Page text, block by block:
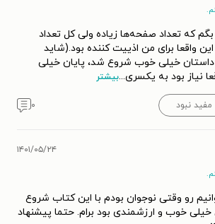
۱۴۰۱/۶/۳۱ اول بگم که تعداد صفحه‌ها زیاده ولی کل تعداد
واقعا برای من اذییت کننده بود.(شاید
خیلی خوب شروع شد، پایان خیلی
نیاز بود به یکسری...بیشتر
مفید نبود ۰
۱۴۰۱/۰۵/۲۴
رو وقتی نوجوان بودم با این کتاب شروع
خوب و ارزشمندی بود برام. حتما پیشنهاد